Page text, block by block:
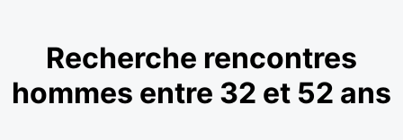
Recherche rencontres
hommes entre 32 et 52 ans